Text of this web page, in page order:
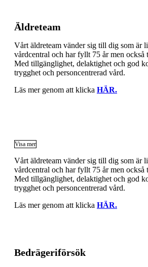
Äldreteam
Vårt äldreteam vänder sig till dig som är
vårdcentral och har fyllt 75 år men också
Med tillgänglighet, delaktighet och god
trygghet och personcentrerad vård.
Läs mer genom att klicka HÄR.
Visa mer
Vårt äldreteam vänder sig till dig som är
vårdcentral och har fyllt 75 år men också
Med tillgänglighet, delaktighet och god
trygghet och personcentrerad vård.
Läs mer genom att klicka HÄR.
Bedrägeriförsök